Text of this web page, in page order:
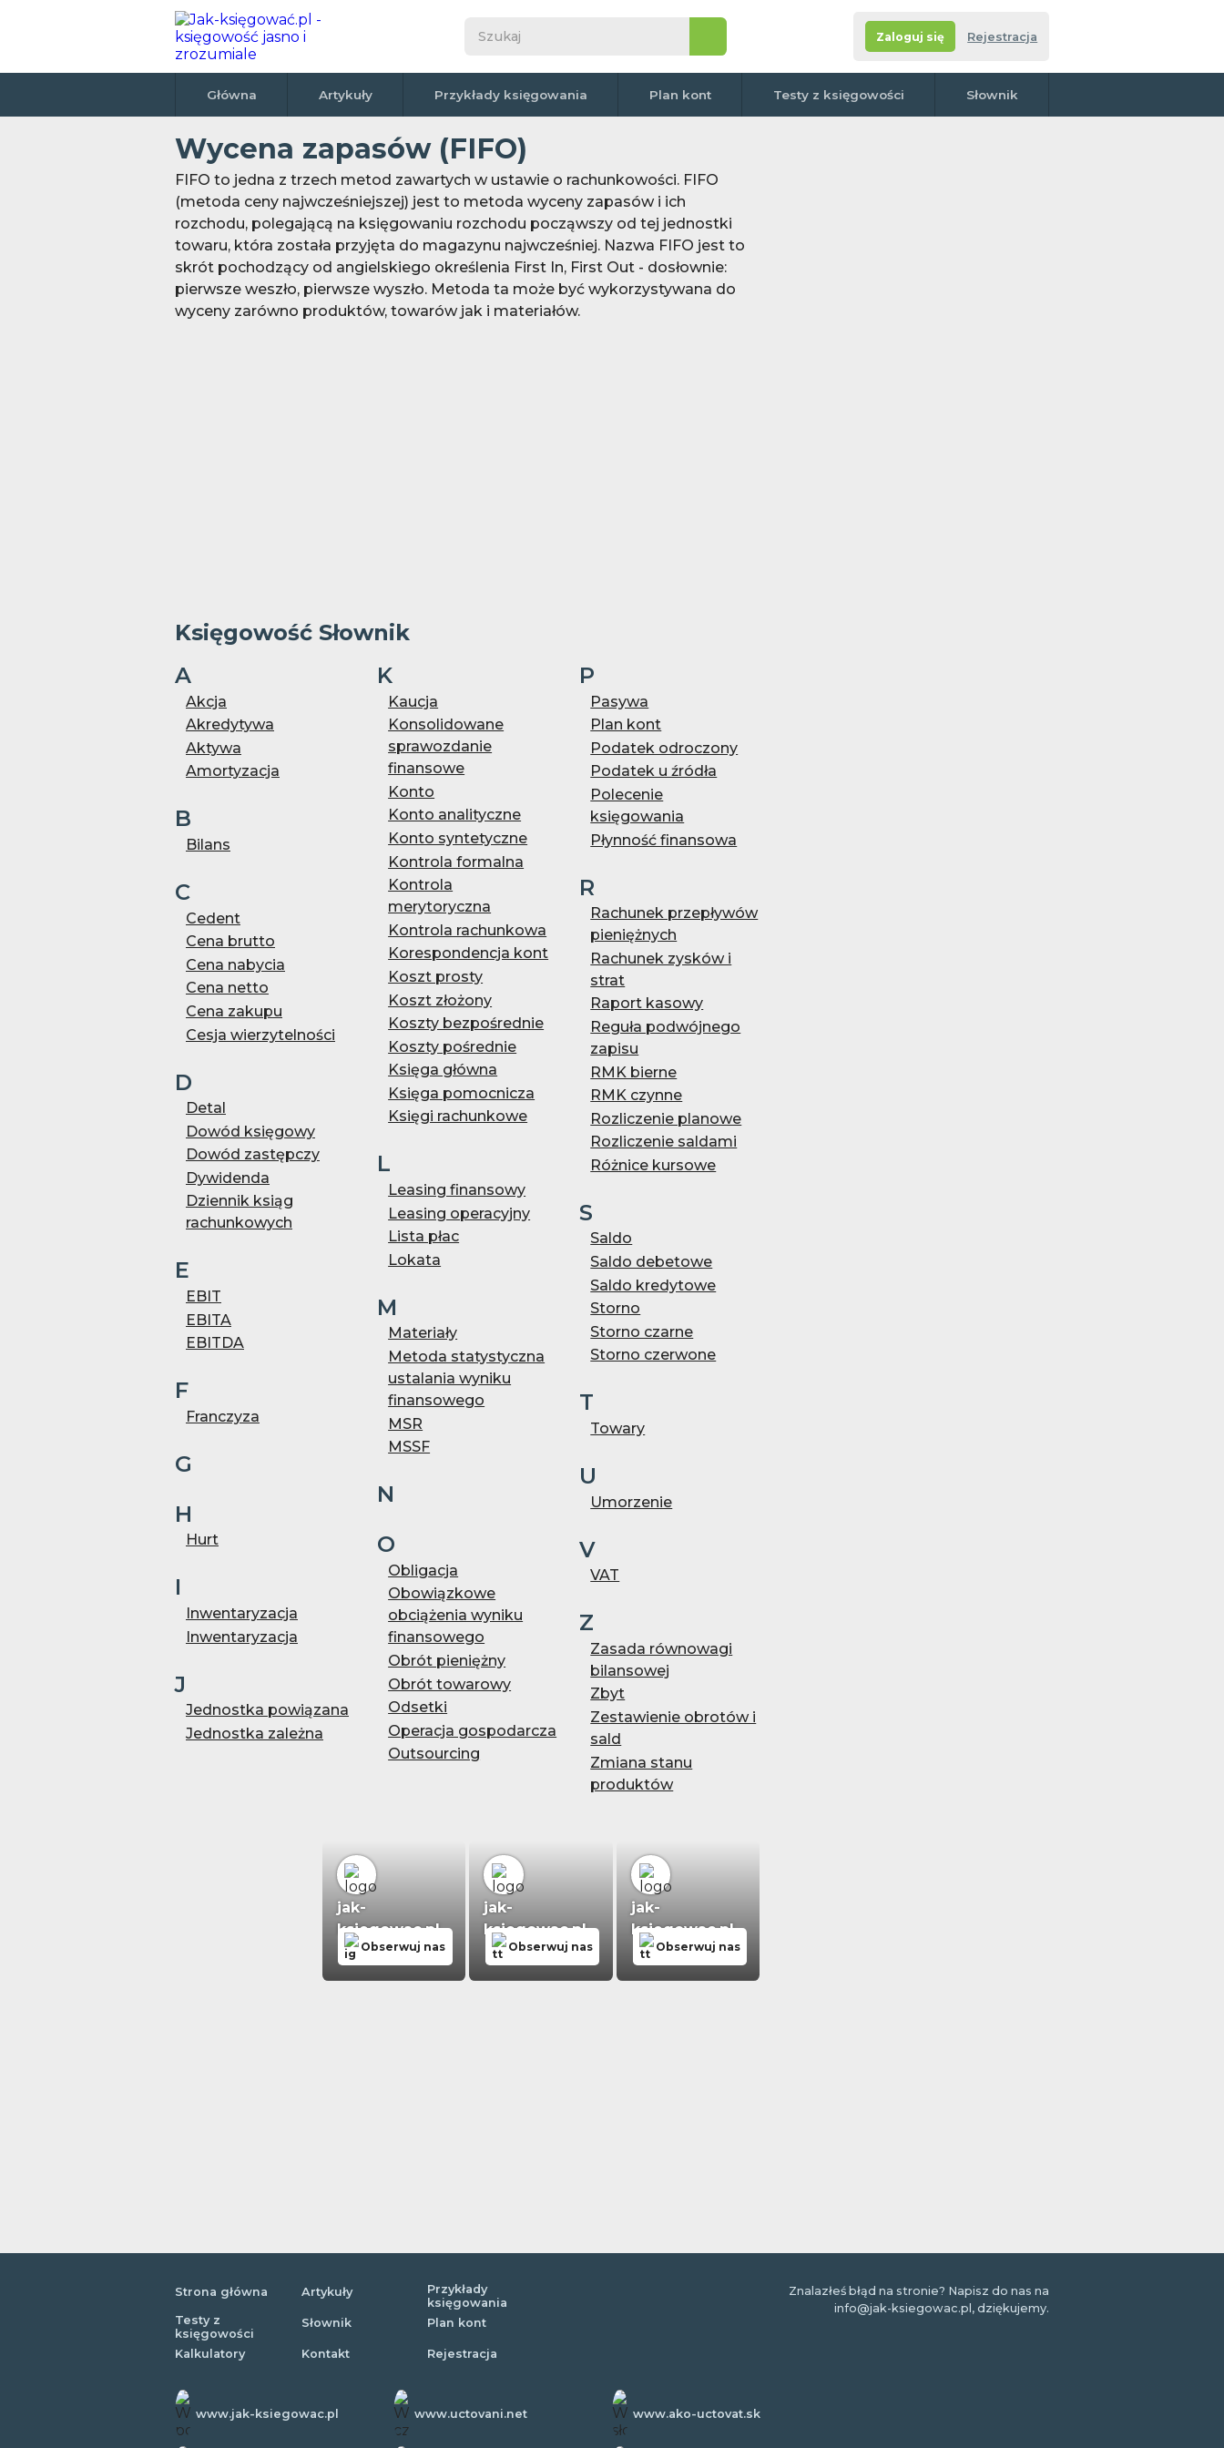
Zaloguj się Rejestracja
Główna Artykuły Przykłady księgowania Plan kont Testy z księgowości Słownik
Wycena zapasów (FIFO)
FIFO to jedna z trzech metod zawartych w ustawie o rachunkowości. FIFO
(metoda ceny najwcześniejszej) jest to metoda wyceny zapasów i ich
rozchodu, polegającą na księgowaniu rozchodu począwszy od tej jednostki
towaru, która została przyjęta do magazynu najwcześniej. Nazwa FIFO jest to
skrót pochodzący od angielskiego określenia First In, First Out - dosłownie:
pierwsze weszło, pierwsze wyszło. Metoda ta może być wykorzystywana do
wyceny zarówno produktów, towarów jak i materiałów.
Księgowość Słownik
A
Akcja
Akredytywa
Aktywa
Amortyzacja
B
Bilans
C
Cedent
Cena brutto
Cena nabycia
Cena netto
Cena zakupu
Cesja wierzytelności
D
Detal
Dowód księgowy
Dowód zastępczy
Dywidenda
Dziennik ksiąg
rachunkowych
E
EBIT
EBITA
EBITDA
F
Franczyza
G
H
Hurt
I
Inwentaryzacja
Inwentaryzacja
J
Jednostka powiązana
Jednostka zależna
K
Kaucja
Konsolidowane
sprawozdanie
finansowe
Konto
Konto analityczne
Konto syntetyczne
Kontrola formalna
Kontrola
merytoryczna
Kontrola rachunkowa
Korespondencja kont
Koszt prosty
Koszt złożony
Koszty bezpośrednie
Koszty pośrednie
Księga główna
Księga pomocnicza
Księgi rachunkowe
L
Leasing finansowy
Leasing operacyjny
Lista płac
Lokata
M
Materiały
Metoda statystyczna
ustalania wyniku
finansowego
MSR
MSSF
N
O
Obligacja
Obowiązkowe
obciążenia wyniku
finansowego
Obrót pieniężny
Obrót towarowy
Odsetki
Operacja gospodarcza
Outsourcing
P
Pasywa
Plan kont
Podatek odroczony
Podatek u źródła
Polecenie
księgowania
Płynność finansowa
R
Rachunek przepływów
pieniężnych
Rachunek zysków i
strat
Raport kasowy
Reguła podwójnego
zapisu
RMK bierne
RMK czynne
Rozliczenie planowe
Rozliczenie saldami
Różnice kursowe
S
Saldo
Saldo debetowe
Saldo kredytowe
Storno
Storno czarne
Storno czerwone
T
Towary
U
Umorzenie
V
VAT
Z
Zasada równowagi
bilansowej
Zbyt
Zestawienie obrotów i
sald
Zmiana stanu
produktów
jak-
ksiegowac.pl
Obserwuj nas
jak-
ksiegowac.pl
Obserwuj nas
jak-
ksiegowac.pl
Obserwuj nas
Strona główna Artykuły
Przykłady
księgowania
Testy z
księgowości
Słownik Plan kont
Kalkulatory Kontakt Rejestracja
Znalazłeś błąd na stronie? Napisz do nas na
info@jak-ksiegowac.pl, dziękujemy.
www.jak-ksiegowac.pl www.uctovani.net www.ako-uctovat.sk